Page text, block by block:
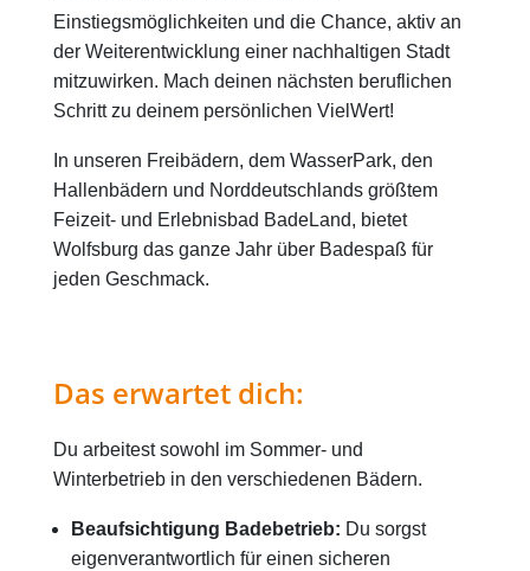
Einstiegsmöglichkeiten und die Chance, aktiv an
der Weiterentwicklung einer nachhaltigen Stadt
mitzuwirken. Mach deinen nächsten beruflichen
Schritt zu deinem persönlichen VielWert!
In unseren Freibädern, dem WasserPark, den
Hallenbädern und Norddeutschlands größtem
Feizeit- und Erlebnisbad BadeLand, bietet
Wolfsburg das ganze Jahr über Badespaß für
jeden Geschmack.
Das erwartet dich:
Du arbeitest sowohl im Sommer- und
Winterbetrieb in den verschiedenen Bädern.
Beaufsichtigung Badebetrieb: Du sorgst
eigenverantwortlich für einen sicheren